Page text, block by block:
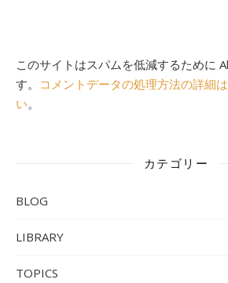
このサイトはスパムを低減するために
す。 コメントデータの処理方法の詳細
い。
カテゴリー
BLOG
LIBRARY
TOPICS